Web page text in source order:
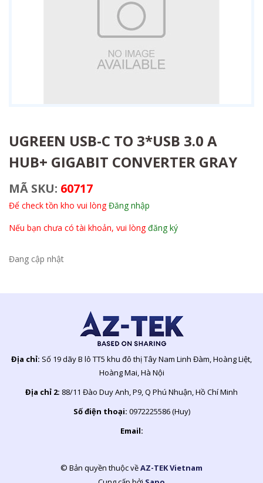
UGREEN USB-C TO 3*USB 3.0 A
HUB+ GIGABIT CONVERTER GRAY
MÃ SKU: 60717
Để check tồn kho vui lòngĐăng nhập
Nếu bạn chưa có tài khoản, vui lòngđăng ký
Đang cập nhật
Địa chỉ: Số 19 dãy B lô TT5 khu đô thị Tây Nam Linh Đàm, Hoàng Liệt,
Hoàng Mai, Hà Nội
Địa chỉ 2: 88/11 Đào Duy Anh, P9, Q Phú Nhuận, Hồ Chí Minh
Số điện thoại: 0972225586 (Huy)
Email:
© Bản quyền thuộc vềAZ-TEK Vietnam